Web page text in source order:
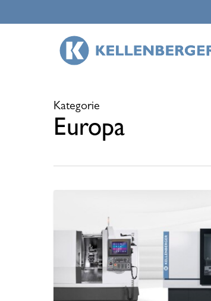
to
Kategorie
Europa